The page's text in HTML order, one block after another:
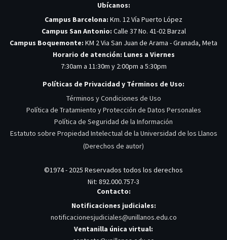
Ubícanos:
Campus Barcelona: Km. 12 Vía Puerto López
Campus San Antonio: Calle 37 No. 41-02 Barzal
Campus Boquemonte: KM 2 Via San Juan de Arama - Granada, Meta
Horario de atención: Lunes a Viernes
7:30am a 11:30m y 2:00pm a 5:30pm
Políticas de Privacidad y Términos de Uso:
Términos y Condiciones de Uso
Política de Tratamiento y Protección de Datos Personales
Política de Seguridad de la Información
Estatuto sobre Propiedad Intelectual de la Universidad de los Llanos
(Derechos de autor)
©1974 - 2025 Reservados todos los derechos
Nit: 892.000.757-3
Contacto:
Notificaciones judiciales:
notificacionesjudiciales@unillanos.edu.co
Ventanilla única virtual: